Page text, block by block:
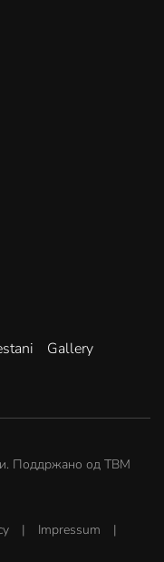
Gallery
Поддржано од ТВМ
| Impressum |